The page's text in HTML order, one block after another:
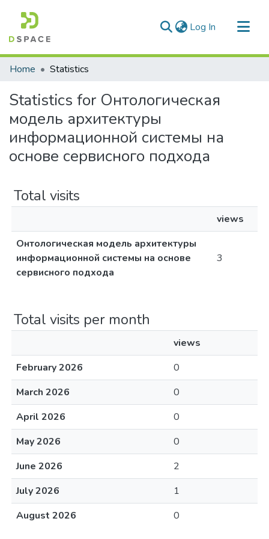
Log In (current)
Communities & Collections
Home Statistics
Statistics for Онтологическая
модель архитектуры
информационной системы на
основе сервисного подхода
Total visits
views
Онтологическая модель архитектуры
информационной системы на основе
сервисного подхода
3
Total visits per month
views
February 2026
0
March 2026
0
April 2026
0
May 2026
0
June 2026
2
July 2026
1
August 2026
0